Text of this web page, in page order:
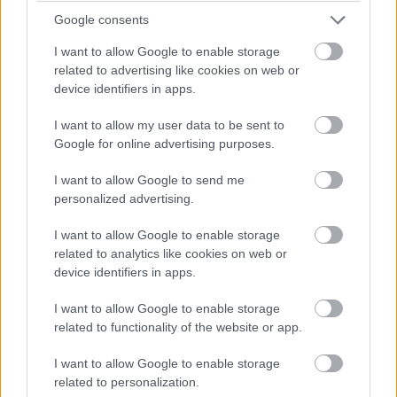
Google consents
I want to allow Google to enable storage
related to advertising like cookies on web or
device identifiers in apps.
I want to allow my user data to be sent to
Google for online advertising purposes.
I want to allow Google to send me
personalized advertising.
I want to allow Google to enable storage
related to analytics like cookies on web or
device identifiers in apps.
I want to allow Google to enable storage
related to functionality of the website or app.
I want to allow Google to enable storage
related to personalization.
áprilisában, miközben a globális
utasforgalom átlagosan 90 százalékkal
csökkent az előző évhez képest. Ilyen
körülmények között vette át a Budapest
Airport vezetését. Gondolkodott a
kinevezésének visszautasításán?
vettem át a vállalat vezetését, amikor az
utasforgalmunk a 2019. évinél 95 százalékkal
alacsonyabb volt. Ez azonban inkább motivált,
mintsem, hogy visszafogott vagy megijesztett
volna. Minden válság egyben lehetőség is. Azt
azért hozzátenném, hogy ezt megelőzően